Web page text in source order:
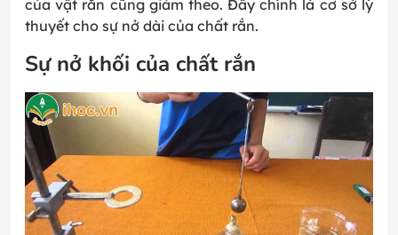
của vật rắn cũng giảm theo. Đây chính là cơ sở lý
thuyết cho sự nở dài của chất rắn.
Sự nở khối của chất rắn